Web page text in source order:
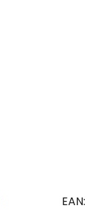
EAN: